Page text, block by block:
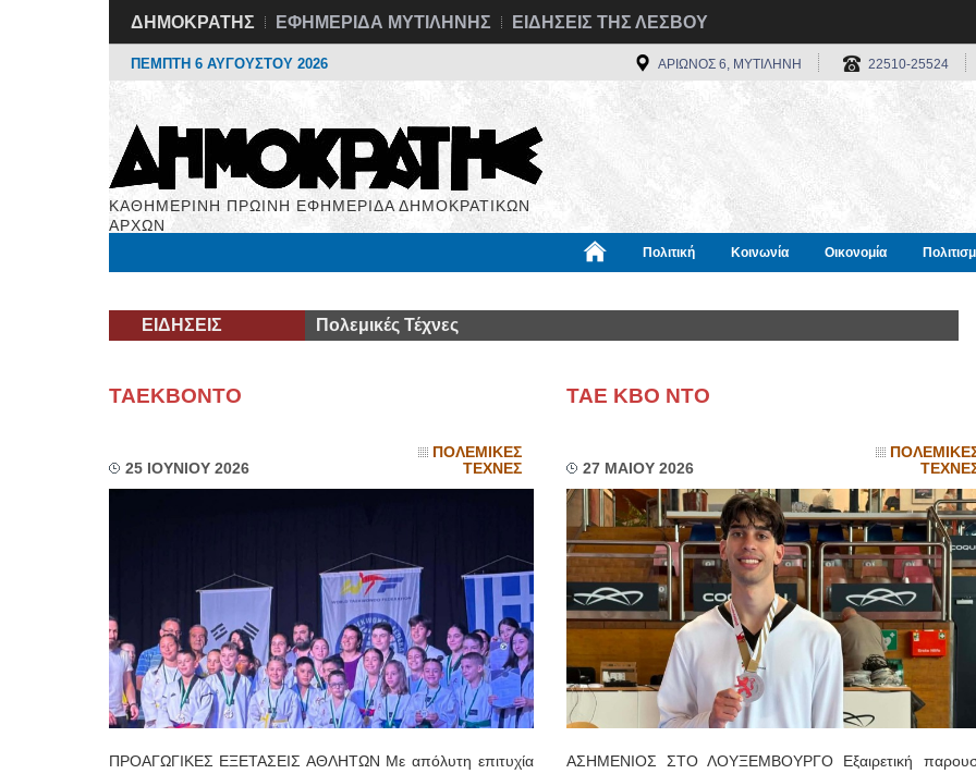
ΔΗΜΟΚΡΑΤΗΣ ΕΦΗΜΕΡΙΔΑ ΜΥΤΙΛΗΝΗΣ ΕΙΔΗΣΕΙΣ ΤΗΣ ΛΕΣΒΟΥ
ΠΕΜΠΤΗ 6 ΑΥΓΟΥΣΤΟΥ 2026 ΑΡΙΩΝΟΣ 6, ΜΥΤΙΛΗΝΗ 22510-25524
ΚΑΘΗΜΕΡΙΝΗ ΠΡΩΙΝΗ ΕΦΗΜΕΡΙΔΑ ΔΗΜΟΚΡΑΤΙΚΩΝ
ΑΡΧΩΝ
Πολιτική Κοινωνία Οικονομία
ΕΙΔΗΣΕΙΣ Πολεμικές Τέχνες
ΤΑΕΚΒΟΝΤΟ
25 ΙΟΥΝΙΟΥ 2026
ΠΟΛΕΜΙΚΕΣ
ΤΕΧΝΕΣ
ΠΡΟΑΓΩΓΙΚΕΣ ΕΞΕΤΑΣΕΙΣ ΑΘΛΗΤΩΝ Με απόλυτη επιτυχία
ΤΑΕ ΚΒΟ ΝΤΟ
27 ΜΑΙΟΥ 2026
ΑΣΗΜΕΝΙΟΣ ΣΤΟ ΛΟΥΞΕΜΒΟΥΡΓΟ Εξαιρετική